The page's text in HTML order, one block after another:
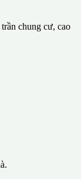
chung cư, cao